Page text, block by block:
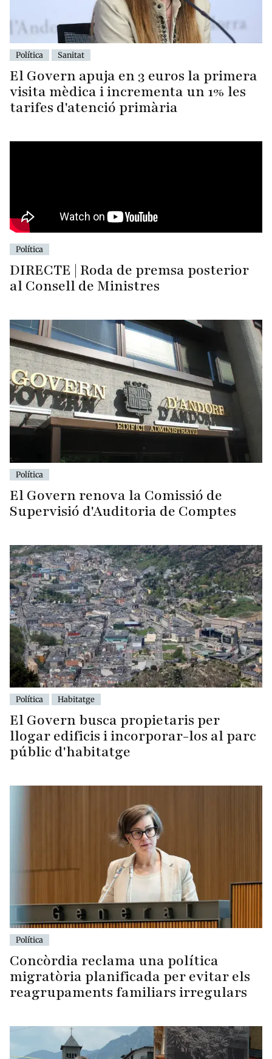
Política Sanitat
El Govern apuja en 3 euros la primera
visita mèdica i incrementa un 1% les
tarifes d'atenció primària
Política
DIRECTE | Roda de premsa posterior
al Consell de Ministres
Política
El Govern renova la Comissió de
Supervisió d'Auditoria de Comptes
Política Habitatge
El Govern busca propietaris per
llogar edificis i incorporar-los al parc
públic d'habitatge
Política
Concòrdia reclama una política
migratòria planificada per evitar els
reagrupaments familiars irregulars